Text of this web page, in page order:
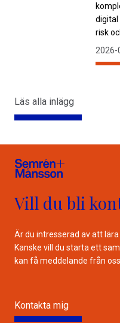
digital
risk
2026-
Läs alla inlägg
Vill du bli
Är du intresserad av att
Kanske vill du starta ett
kan få meddelande från
Kontakta mig